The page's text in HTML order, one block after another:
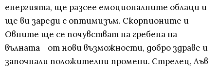
енергията, ще разсее емоционалните облаци и
ще ви зареди с оптимизъм. Скорпионите и
Овните ще се почувстват на гребена на
вълната - от нови възможности, добро здраве и
започнали положителни промени. Стрелец, Лъв